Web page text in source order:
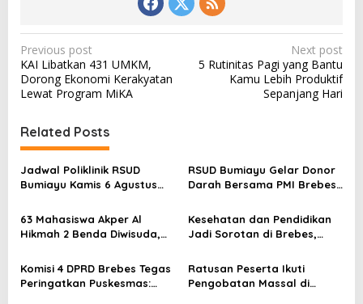
P
o
s
n
a
v
g
t
Previous post
KAI Libatkan 431 UMKM,
Dorong Ekonomi Kerakyatan
Lewat Program MiKA
Next post
5 Rutinitas Pagi yang Bantu
Kamu Lebih Produktif
Sepanjang Hari
Related Posts
Jadwal Poliklinik RSUD
Bumiayu Kamis 6 Agustus
Dokter Sebelum Berkunjung
RSUD Bumiayu Gelar Donor
Darah Bersama PMI Brebes
Indonesia
63 Mahasiswa Akper Al
Hikmah 2 Benda Diwisuda,
Perawat yang Berjiwa
Pengabdian
Kesehatan dan Pendidikan
Jadi Sorotan di Brebes,
Jadi Prioritas Daerah!
Komisi 4 DPRD Brebes Tegas
Peringatkan Puskesmas:
Ratusan Peserta Ikuti
Pengobatan Massal di